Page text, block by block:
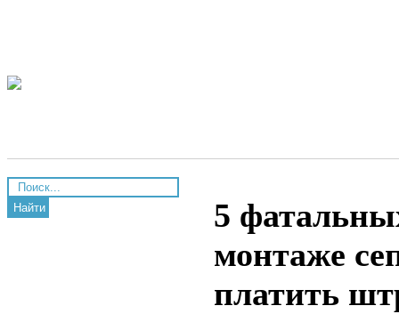
Найти
5
монтаже
платить